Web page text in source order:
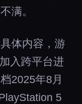
满。
体内容，游
入跨平台进
2025年8月
5